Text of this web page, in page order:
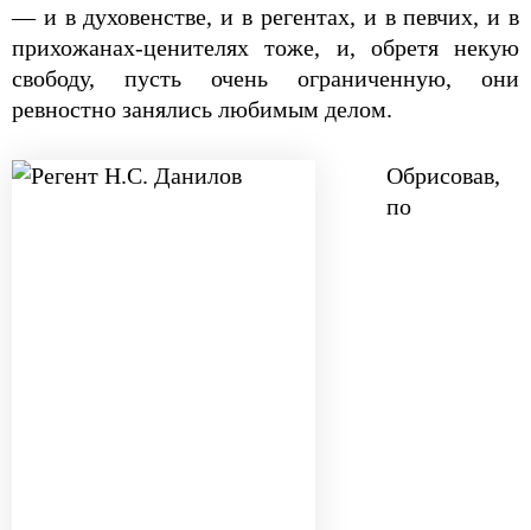
— и в духовенстве, и в регентах, и в певчих, и в
прихожанах-ценителях тоже, и, обретя некую
свободу, пусть очень ограниченную, они
ревностно занялись любимым делом.
Обрисовав,
по